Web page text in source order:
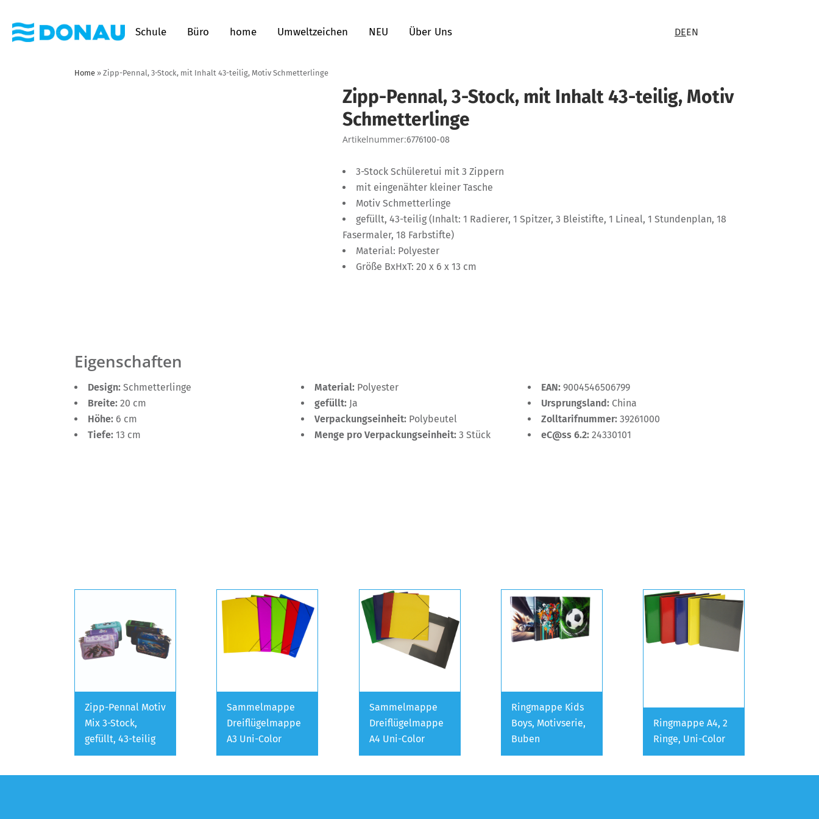
Schule Büro home Umweltzeichen NEU Über Uns DEEN
Home » Zipp-Pennal, 3-Stock, mit Inhalt 43-teilig, Motiv Schmetterlinge
Zipp-Pennal, 3-Stock, mit Inhalt 43-teilig, Motiv
Schmetterlinge
Artikelnummer:6776100-08
3-Stock Schüleretui mit 3 Zippern
mit eingenähter kleiner Tasche
Motiv Schmetterlinge
gefüllt, 43-teilig (Inhalt: 1 Radierer, 1 Spitzer, 3 Bleistifte, 1 Lineal, 1 Stundenplan, 18
Fasermaler, 18 Farbstifte)
Material: Polyester
Größe BxHxT: 20 x 6 x 13 cm
Eigenschaften
Design: Schmetterlinge
Breite: 20 cm
Höhe: 6 cm
Tiefe: 13 cm
Material: Polyester
gefüllt: Ja
Verpackungseinheit: Polybeutel
Menge pro Verpackungseinheit: 3 Stück
EAN: 9004546506799
Ursprungsland: China
Zolltarifnummer: 39261000
eC@ss 6.2: 24330101
Zipp-Pennal Motiv
Mix 3-Stock,
gefüllt, 43-teilig
Sammelmappe
Dreiflügelmappe
A3 Uni-Color
Sammelmappe
Dreiflügelmappe
A4 Uni-Color
Ringmappe Kids
Boys, Motivserie,
Buben
Ringmappe A4, 2
Ringe, Uni-Color